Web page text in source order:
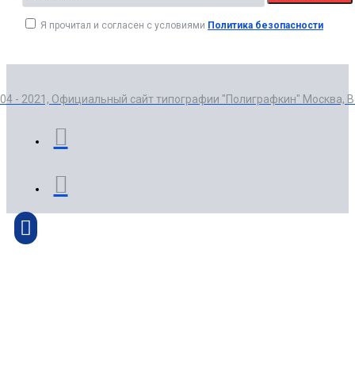
Я прочитал и согласен с условиями Политика безопасности
- 2021, Официальный сайт типографии "Полиграфкин" Москва,